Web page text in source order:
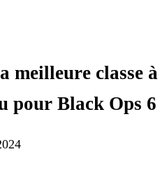
meilleure classe à
pour Black Ops 6